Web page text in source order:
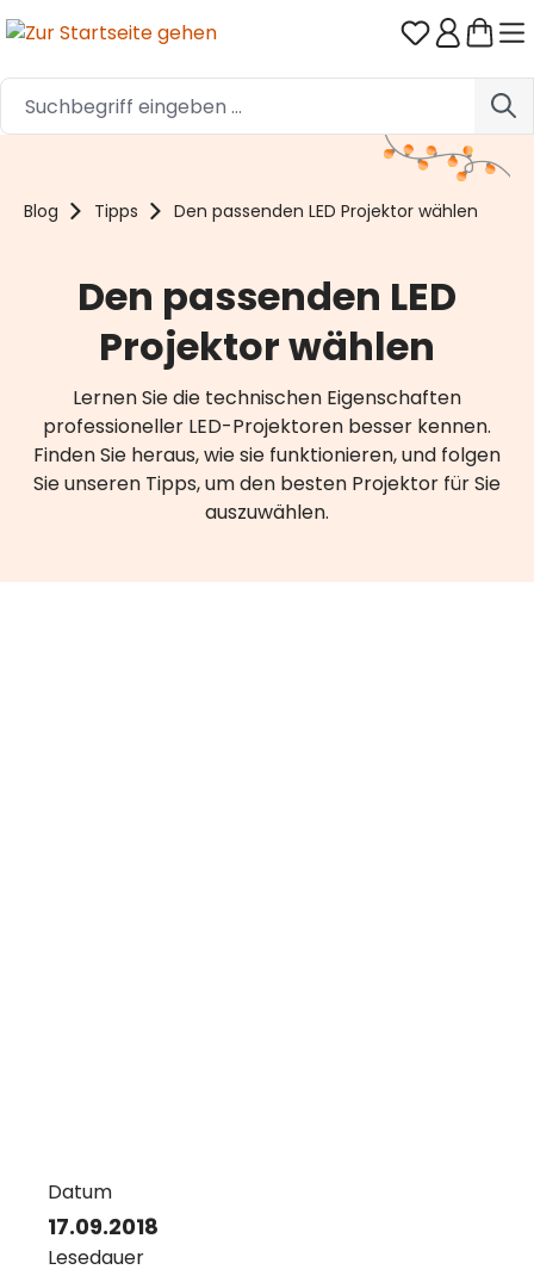
Zum Hauptinhalt springen Du hast 0
Blog Tipps Den passenden LED Projektor wählen
Den passenden LED
Projektor wählen
Lernen Sie die technischen Eigenschaften
professioneller LED-Projektoren besser kennen.
Finden Sie heraus, wie sie funktionieren, und folgen
Sie unseren Tipps, um den besten Projektor für Sie
auszuwählen.
Datum
17.09.2018
Lesedauer